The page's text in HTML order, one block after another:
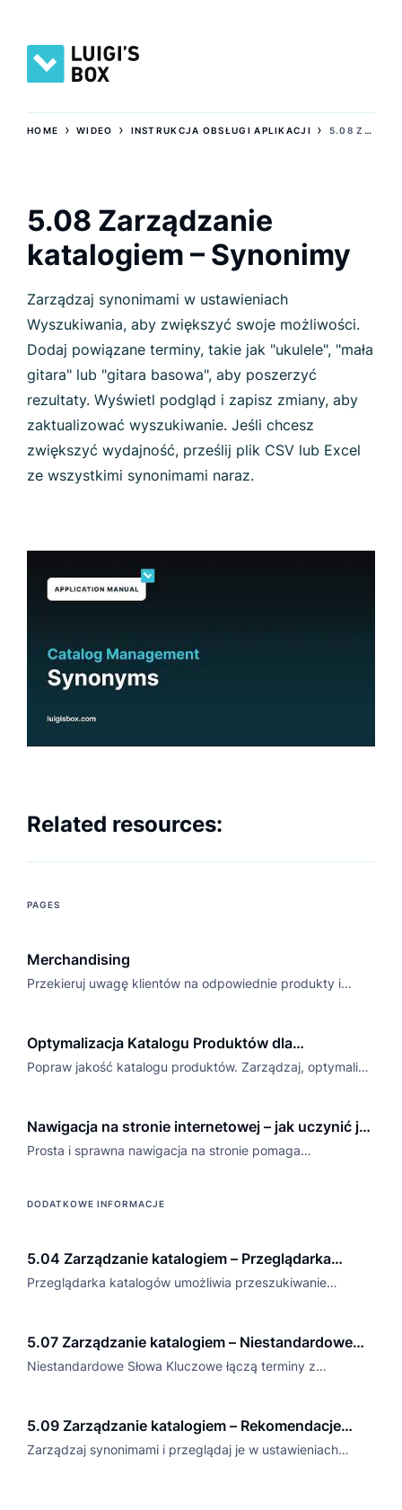
HOME ›WIDEO › INSTRUKCJA OBSŁUGI APLIKACJI › 5.08 ZARZĄDZANIE KATALOGIEM – SYNONIMY
5.08 Zarządzanie
katalogiem – Synonimy
Zarządzaj synonimami w ustawieniach
Wyszukiwania, aby zwiększyć swoje możliwości.
Dodaj powiązane terminy, takie jak "ukulele", "mała
gitara" lub "gitara basowa", aby poszerzyć
rezultaty. Wyświetl podgląd i zapisz zmiany, aby
zaktualizować wyszukiwanie. Jeśli chcesz
zwiększyć wydajność, prześlij plik CSV lub Excel
ze wszystkimi synonimami naraz.
Related resources:
PAGES
Merchandising
Przekieruj uwagę klientów na odpowiednie produkty i
Optymalizacja Katalogu Produktów dla
Maksymalnej Skuteczności Wyszukiwania
Popraw jakość katalogu produktów. Zarządzaj, optymalizuj
Nawigacja na stronie internetowej – jak uczynić ją
efektywną i przejrzystą
Prosta i sprawna nawigacja na stronie pomaga
DODATKOWE INFORMACJE
5.04 Zarządzanie katalogiem – Przeglądarka
katalogów
Przeglądarka katalogów umożliwia przeszukiwanie
5.07 Zarządzanie katalogiem – Niestandardowe
słowa kluczowe
Niestandardowe Słowa Kluczowe łączą terminy z
5.09 Zarządzanie katalogiem – Rekomendacje
synonimów
Zarządzaj synonimami i przeglądaj je w ustawieniach